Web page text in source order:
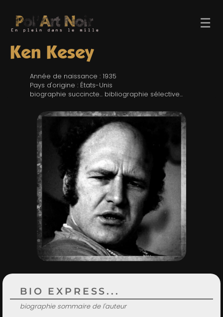
☰
TROMBINO
RECHERCHE
LIENS & FESTIVALS
UN POLAR AU HASARD
Ken Kesey
Année de naissance : 1935
Pays d'origine : États-Unis
biographie succincte... bibliographie sélective...
BIO EXPRESS...
biographie sommaire de l'auteur